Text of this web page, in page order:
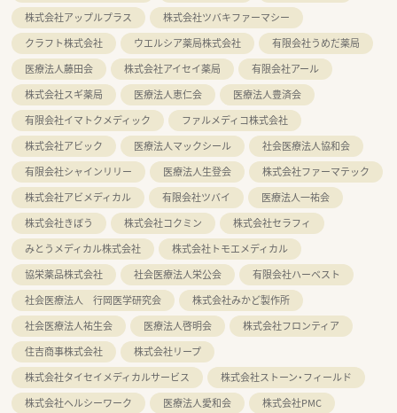
株式会社アップルプラス
株式会社ツバキファーマシー
クラフト株式会社
ウエルシア薬局株式会社
有限会社うめだ薬局
医療法人藤田会
株式会社アイセイ薬局
有限会社アール
株式会社スギ薬局
医療法人恵仁会
医療法人豊済会
有限会社イマトクメディック
ファルメディコ株式会社
株式会社アビック
医療法人マックシール
社会医療法人協和会
有限会社シャインリリー
医療法人生登会
株式会社ファーマテック
株式会社アビメディカル
有限会社ツバイ
医療法人一祐会
株式会社きぼう
株式会社コクミン
株式会社セラフィ
みとうメディカル株式会社
株式会社トモエメディカル
協栄薬品株式会社
社会医療法人栄公会
有限会社ハーベスト
社会医療法人 行岡医学研究会
株式会社みかど製作所
社会医療法人祐生会
医療法人啓明会
株式会社フロンティア
住吉商事株式会社
株式会社リープ
株式会社タイセイメディカルサービス
株式会社ストーン・フィールド
株式会社ヘルシーワーク
医療法人愛和会
株式会社PMC